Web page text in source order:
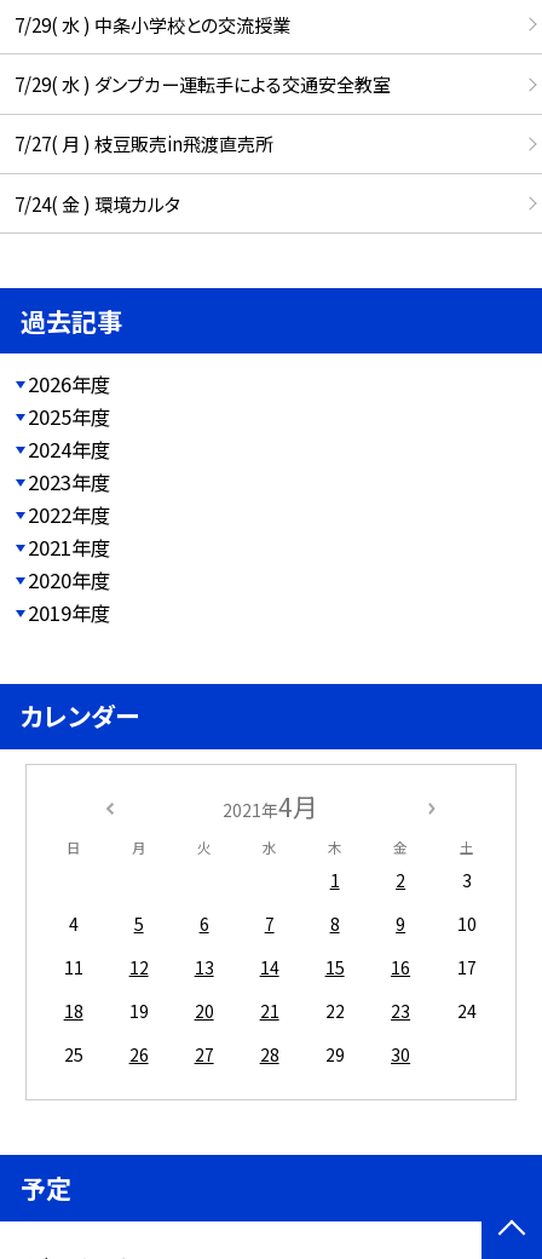
7/29( 水 ) 中条小学校との交流授業
7/29( 水 ) ダンプカー運転手による交通安全教室
7/27( 月 ) 枝豆販売in飛渡直売所
7/24( 金 ) 環境カルタ
過去記事
2026年度
2025年度
2024年度
2023年度
2022年度
2021年度
2020年度
2019年度
カレンダー
2021年4月
日 月 火 水 木 金 土
1 2
3
4
5 6 7 8 9
10
11
12 13 14 15 16
17
18
19 20 21 22 23
24
25
26 27 28 29 30
予定